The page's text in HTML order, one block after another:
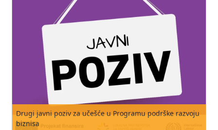
Drugi javni poziv za učešće u Programu podrške razvoju
biznisa